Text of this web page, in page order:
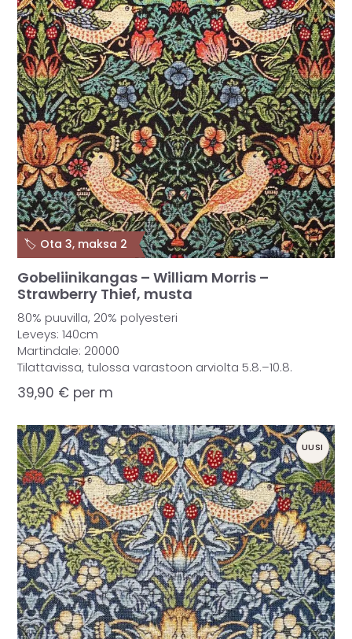
Gobeliinikangas – William Morris –
Strawberry Thief, musta
80% puuvilla, 20% polyesteri
Leveys: 140cm
Martindale: 20000
Tilattavissa, tulossa varastoon arviolta 5.8.–10.8.
39,90 € per m
🏷️ Ota 3, maksa 2
UUSI